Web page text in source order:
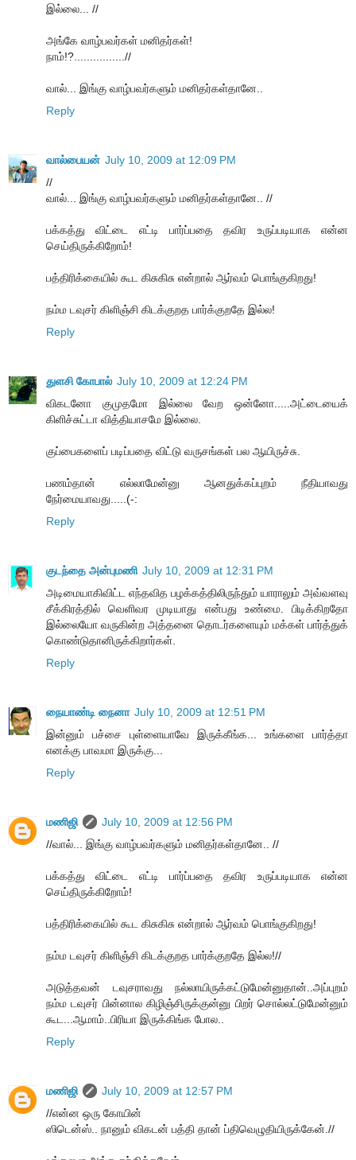
இல்லை... //
அங்கே வாழ்பவர்கள் மனிதர்கள்!
நாம்!?................//
வால்... இங்கு வாழ்பவர்களும் மனிதர்கள்தானே..
Reply
வால்பையன் July 10, 2009 at 12:09 PM
//
வால்... இங்கு வாழ்பவர்களும் மனிதர்கள்தானே.. //
பக்கத்து விட்டை எட்டி பார்ப்பதை தவிர உருப்படியாக என்ன
செய்திருக்கிறோம்!
பத்திரிக்கையில் கூட கிசுகிசு என்றால் ஆர்வம் பொங்குகிறது!
நம்ம டவுசர் கிளிஞ்சி கிடக்குறத பார்க்குறதே இல்ல!
Reply
துளசி கோபால் July 10, 2009 at 12:24 PM
விகடனோ குமுதமோ இல்லை வேற ஒன்னோ.....அட்டையைக்
கிளிச்சுட்டா வித்தியாசமே இல்லை.
குப்பைகளைப் படிப்பதை விட்டு வருசங்கள் பல ஆயிருச்சு.
பணம்தான் எல்லாமேன்னு ஆனதுக்கப்புறம் நீதியாவது
நேர்மையாவது.....(-:
Reply
குடந்தை அன்புமணி July 10, 2009 at 12:31 PM
அடிமையாகிவிட்ட எந்தவித பழக்கத்திலிருந்தும் யாராலும் அவ்வளவு
சீக்கிரத்தில் வெளிவர முடியாது என்பது உண்மை. பிடிக்கிறதோ
இல்லையோ வருகின்ற அத்தனை தொடர்களையும் மக்கள் பார்த்துக்
கொண்டுதானிருக்கிறார்கள்.
Reply
நையாண்டி நைனா July 10, 2009 at 12:51 PM
இன்னும் பச்சை புள்ளையாவே இருக்கீங்க... உங்களை பார்த்தா
எனக்கு பாவமா இருக்கு...
Reply
மணிஜி
July 10, 2009 at 12:56 PM
//வால்... இங்கு வாழ்பவர்களும் மனிதர்கள்தானே.. //
பக்கத்து விட்டை எட்டி பார்ப்பதை தவிர உருப்படியாக என்ன
செய்திருக்கிறோம்!
பத்திரிக்கையில் கூட கிசுகிசு என்றால் ஆர்வம் பொங்குகிறது!
நம்ம டவுசர் கிளிஞ்சி கிடக்குறத பார்க்குறதே இல்ல!//
அடுத்தவன் டவுசராவது நல்லாயிருக்கட்டுமேன்னுதான்..அப்புறம்
நம்ம டவுசர் பின்னால கிழிஞ்சிருக்குன்னு பிறர் சொல்லட்டுமேன்னும்
கூட...ஆமாம்..பிரியா இருக்கிங்க போல..
Reply
மணிஜி
July 10, 2009 at 12:57 PM
//என்ன ஒரு கோயின்
ஸிடென்ஸ்.. நானும் விகடன் பத்தி தான் ப்திவெழுதியிருக்கேன்.//